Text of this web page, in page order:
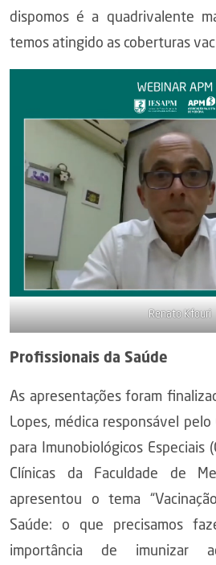
dispomos é a quadrivalente
temos atingido as coberturas
Renato Kfouri
Profissionais da Saúde
As apresentações foram
Lopes, médica responsável
para Imunobiológicos Especiais
Clínicas da Faculdade de
apresentou o tema
Saúde: o que precisamos
importância de imunizar